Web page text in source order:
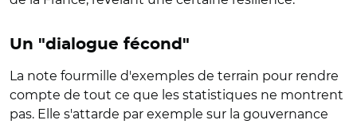
Un "dialogue fécond"
La note fourmille d'exemples de terrain pour rendre
compte de tout ce que les statistiques ne montrent
pas. Elle s'attarde par exemple sur la gouvernance